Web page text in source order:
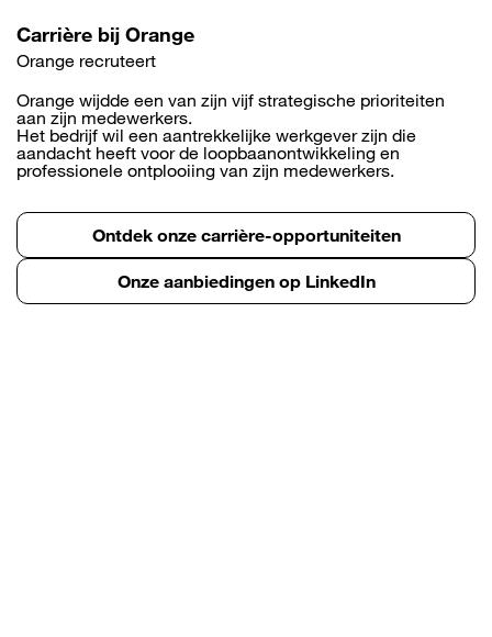
Carrière bij Orange
Orange recruteert
Orange wijdde een van zijn vijf strategische prioriteiten
aan zijn medewerkers.
Het bedrijf wil een aantrekkelijke werkgever zijn die
aandacht heeft voor de loopbaanontwikkeling en
professionele ontplooiing van zijn medewerkers.
Ontdek onze carrière-opportuniteiten
Onze aanbiedingen op LinkedIn